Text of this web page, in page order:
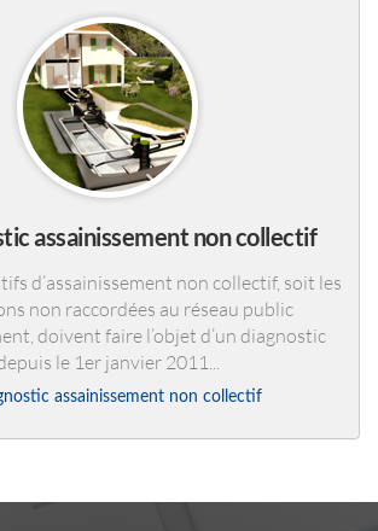
assainissement non collectif
d’assainissement non collectif, soit les
non raccordées au réseau public
doivent faire l’objet d’un diagnostic
le 1er janvier 2011...
assainissement non collectif